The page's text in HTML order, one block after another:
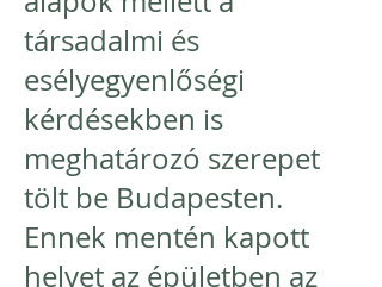
társadalmi és
esélyegyenlőségi
kérdésekben is
meghatározó szerepet
tölt be Budapesten.
Ennek mentén kapott
helyet az épületben az